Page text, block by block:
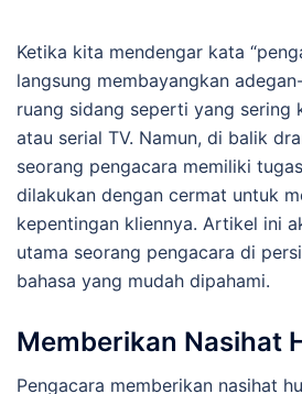
Ketika kita mendengar kata
langsung membayangkan
ruang sidang seperti yang sering
atau serial TV. Namun, di balik
seorang pengacara memiliki
dilakukan dengan cermat untuk
kepentingan kliennya. Artikel ini
utama seorang pengacara di
bahasa yang mudah dipahami.
Memberikan Nasihat
Pengacara memberikan nasihat